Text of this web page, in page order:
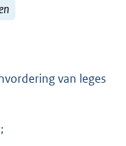
van leges